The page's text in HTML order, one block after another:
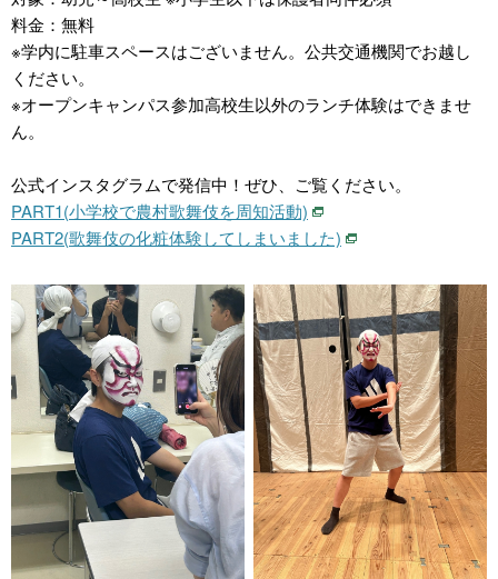
料金：無料
※学内に駐車スペースはございません。公共交通機関でお越し
ください。
※オープンキャンパス参加高校生以外のランチ体験はできませ
ん。
公式インスタグラムで発信中！ぜひ、ご覧ください。
PART1(小学校で農村歌舞伎を周知活動)
PART2(歌舞伎の化粧体験してしまいました)